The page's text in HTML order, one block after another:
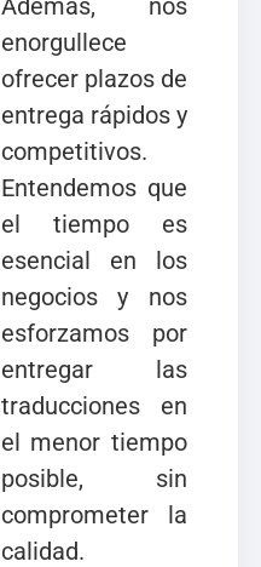
enorgullece
ofrecer plazos de
entrega rápidos y
competitivos.
Entendemos que
el tiempo es
esencial en los
negocios y nos
esforzamos por
entregar las
traducciones en
el menor tiempo
posible, sin
comprometer la
calidad.